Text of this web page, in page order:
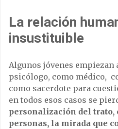
La relación
insustituible
Algunos jóvenes empiezan
psicólogo, como médico,
como sacerdote para
en todos esos casos se
personalización del trato,
personas, la mirada que